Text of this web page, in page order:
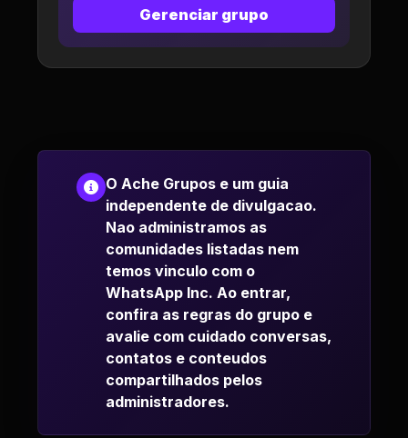
Gerenciar grupo
O Ache Grupos e um guia
independente de divulgacao.
Nao administramos as
comunidades listadas nem
temos vinculo com o
WhatsApp Inc. Ao entrar,
confira as regras do grupo e
avalie com cuidado conversas,
contatos e conteudos
compartilhados pelos
administradores.